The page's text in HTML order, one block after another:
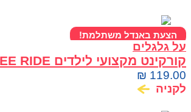
הצעת באנדל משתלמת!
על גלגלים
120 מ"מ
₪ 119.00
לקניה